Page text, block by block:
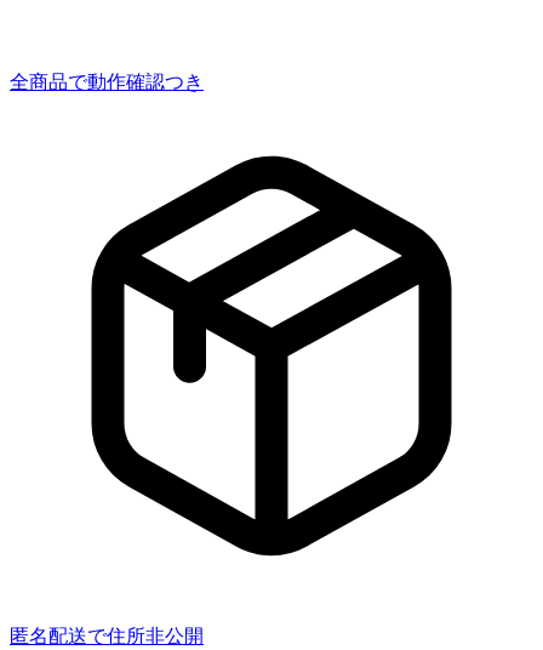
全商品で動作確認つき
匿名配送で住所非公開